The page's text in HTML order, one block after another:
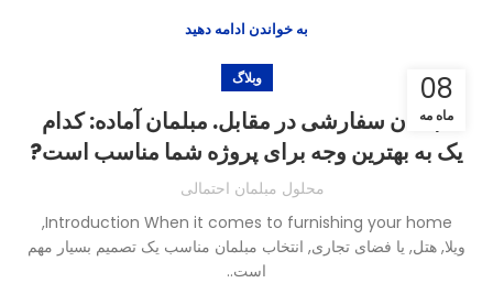
به خواندن ادامه دهید
08
ماه مه
وبلاگ
مبلمان سفارشی در مقابل. مبلمان آماده: کدام
یک به بهترین وجه برای پروژه شما مناسب است?
محلول مبلمان احتمالی
Introduction When it comes to furnishing your home
,
ویلا, هتل, یا فضای تجاری, انتخاب مبلمان مناسب یک تصمیم بسیار مهم
است..